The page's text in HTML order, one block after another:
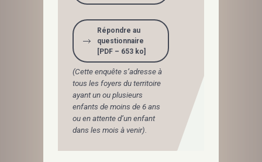
Répondre au
questionnaire
[PDF – 653 ko]
(Cette enquête s’adresse à
tous les foyers du territoire
ayant un ou plusieurs
enfants de moins de 6 ans
ou en attente d’un enfant
dans les mois à venir).